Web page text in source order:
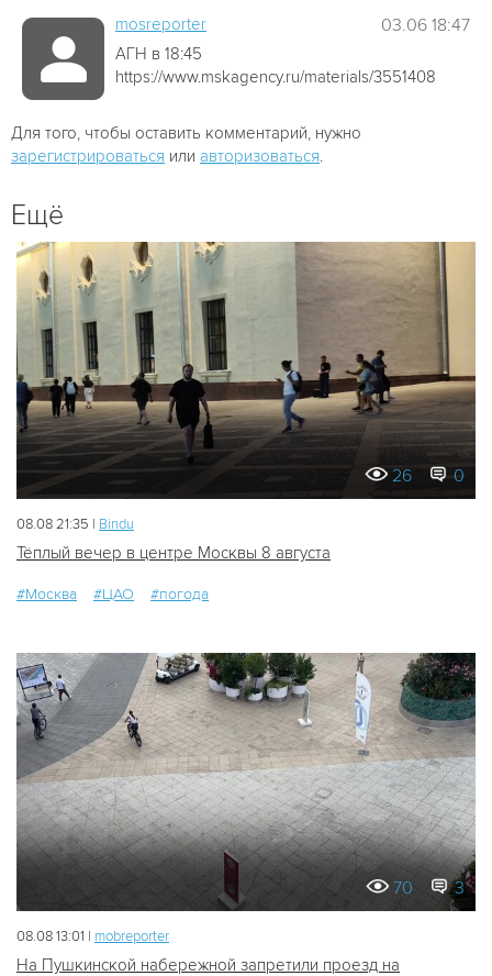
mosreporter 03.06 18:47
АГН в 18:45
https://www.mskagency.ru/materials/3551408
Для того, чтобы оставить комментарий, нужно
зарегистрироваться или авторизоваться
Ещё
26 0
08.08 21:35 | Bindu
Тёплый вечер в центре Москвы 8 августа
#Москва #ЦАО #погода
70 3
08.08 13:01 | mobreporter
На Пушкинской набережной запретили проезд на